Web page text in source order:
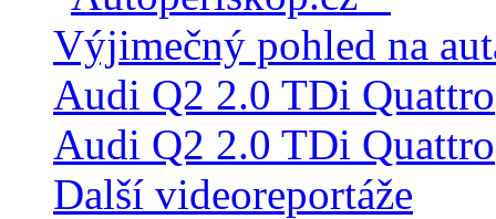
Audi Q2 2.0 TDi Quattro
Další videoreportáže